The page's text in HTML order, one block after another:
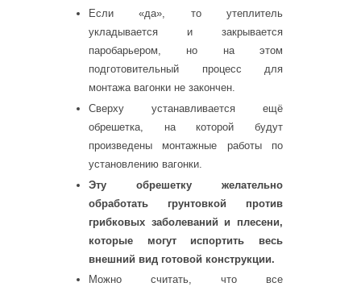
Если «да», то утеплитель
укладывается и закрывается
паробарьером, но на этом
подготовительный процесс для
монтажа вагонки не закончен.
Сверху устанавливается ещё
обрешетка, на которой будут
произведены монтажные работы по
установлению вагонки.
Эту обрешетку желательно
обработать грунтовкой против
грибковых заболеваний и плесени,
которые могут испортить весь
внешний вид готовой конструкции.
Можно считать, что все